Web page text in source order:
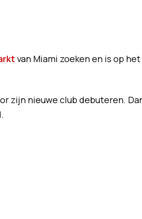
van Miami zoeken en is op het
zijn nieuwe club debuteren.